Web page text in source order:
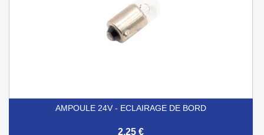
AMPOULE 24V - ECLAIRAGE DE BORD
2,25 €